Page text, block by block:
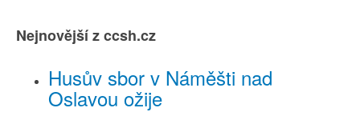
Nejnovější z ccsh.cz
Husův sbor v Náměšti nad
Oslavou ožije